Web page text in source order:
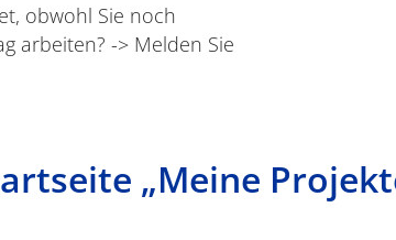
obwohl Sie noch
arbeiten? -> Melden Sie
„Meine